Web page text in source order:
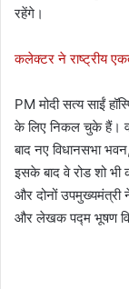
रहेंगे।
कलेक्टर ने राष्ट्रीय
PM मोदी सत्य साईं
के लिए निकल चुके हैं।
बाद नए विधानसभा
इसके बाद वे रोड शो भी
और दोनों उपमुख्यमंत्री
और लेखक पद्म भूषण